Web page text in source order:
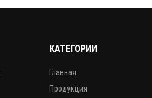
КАТЕГОРИИ
Главная
Продукция